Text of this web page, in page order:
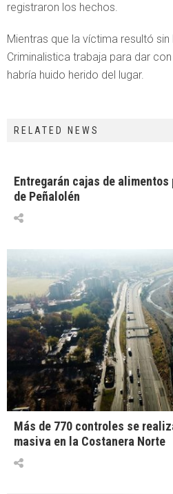
registraron los hechos.
Mientras que la víctima resultó
Criminalistica trabaja para dar
habría huido herido del lugar.
RELATED NEWS
Entregarán cajas de
de Peñalolén
Más de 770 controles se
masiva en la Costanera Norte